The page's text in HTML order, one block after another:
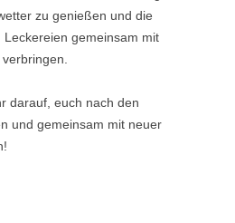
zu genießen und die
gemeinsam mit
darauf, euch nach den
und gemeinsam mit neuer